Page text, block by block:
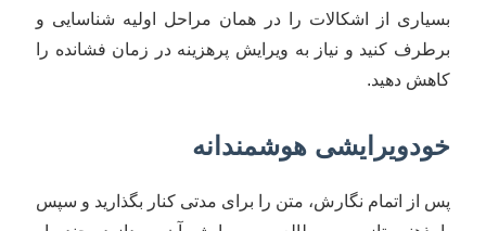
بسیاری از اشکالات را در همان مراحل اولیه شناسایی و
برطرف کنید و نیاز به ویرایش پرهزینه در زمان فشانده را
کاهش دهید.
خودویرایشی هوشمندانه
پس از اتمام نگارش، متن را برای مدتی کنار بگذارید و سپس